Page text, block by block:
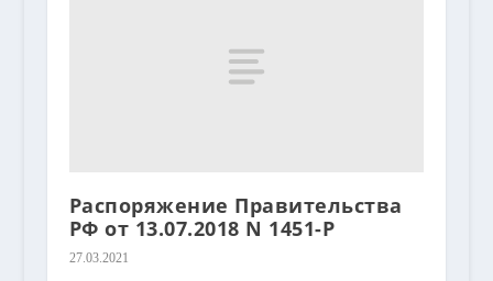
Распоряжение Правительства
РФ от 13.07.2018 N 1451-Р
27.03.2021